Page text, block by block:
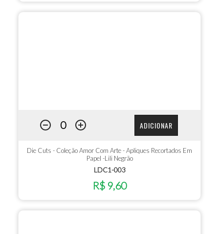
ADICIONAR
Die Cuts - Coleção Amor Com Arte - Apliques Recortados Em
Papel -Lili Negrão
LDC1-003
R$ 9,60